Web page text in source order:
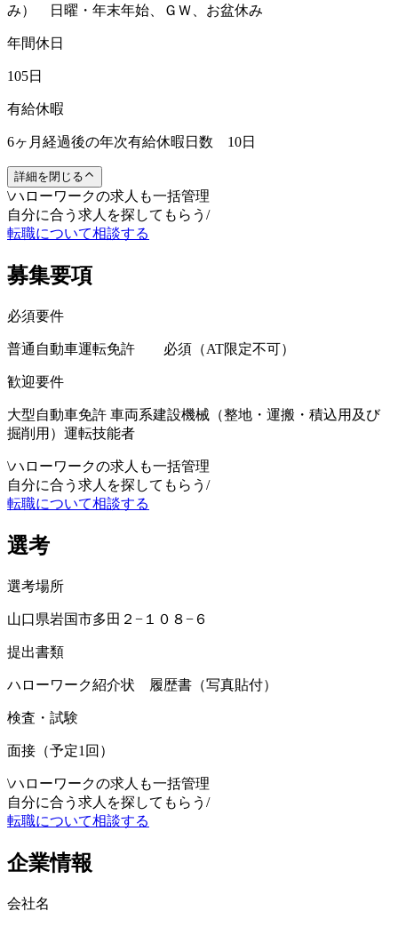
み） 日曜・年末年始、ＧＷ、お盆休み
年間休日
105日
有給休暇
6ヶ月経過後の年次有給休暇日数 10日
詳細を閉じる
\ハローワークの求人も一括管理
自分に合う求人を探してもらう /
転職について相談する
募集要項
必須要件
普通自動車運転免許 必須（AT限定不可）
歓迎要件
大型自動車免許 車両系建設機械（整地・運搬・積込用及び
掘削用）運転技能者
\ハローワークの求人も一括管理
自分に合う求人を探してもらう /
転職について相談する
選考
選考場所
山口県岩国市多田２−１０８−６
提出書類
ハローワーク紹介状 履歴書（写真貼付）
検査・試験
面接（予定1回）
\ハローワークの求人も一括管理
自分に合う求人を探してもらう /
転職について相談する
企業情報
会社名